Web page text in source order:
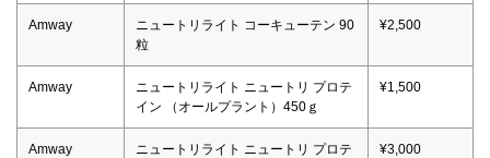
Amway
ニュートリライト コーキューテン 90
粒
¥2,500
Amway
ニュートリライト ニュートリ プロテ
イン （オールプラント）450ｇ
¥1,500
Amway
ニュートリライト ニュートリ プロテ
¥3,000